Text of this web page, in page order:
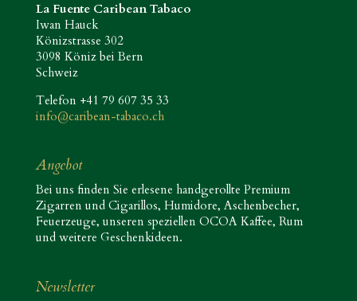
La Fuente Caribean Tabaco
Iwan Hauck
Könizstrasse 302
3098 Köniz bei Bern
Schweiz
Telefon +41 79 607 35 33
info@caribean-tabaco.ch
Angebot
Bei uns finden Sie erlesene handgerollte Premium
Zigarren und Cigarillos, Humidore, Aschenbecher,
Feuerzeuge, unseren speziellen OCOA Kaffee, Rum
und weitere Geschenkideen.
Newsletter